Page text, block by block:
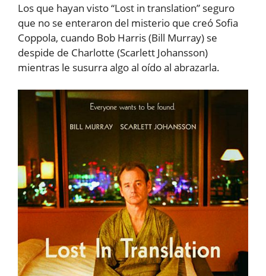
Los que hayan visto “Lost in translation” seguro
que no se enteraron del misterio que creó Sofia
Coppola, cuando Bob Harris (Bill Murray) se
despide de Charlotte (Scarlett Johansson)
mientras le susurra algo al oído al abrazarla.